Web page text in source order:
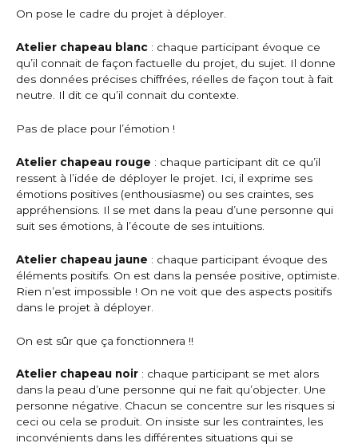
On pose le cadre du projet à déployer.
Atelier chapeau blanc : chaque participant évoque ce
qu’il connait de façon factuelle du projet, du sujet. Il donne
des données précises chiffrées, réelles de façon tout à fait
neutre. Il dit ce qu’il connait du contexte.
Pas de place pour l’émotion !
Atelier chapeau rouge : chaque participant dit ce qu’il
ressent à l’idée de déployer le projet. Ici, il exprime ses
émotions positives (enthousiasme) ou ses craintes, ses
appréhensions. Il se met dans la peau d’une personne qui
suit ses émotions, à l’écoute de ses intuitions.
Atelier chapeau jaune : chaque participant évoque des
éléments positifs. On est dans la pensée positive, optimiste.
Rien n’est impossible ! On ne voit que des aspects positifs
dans le projet à déployer.
On est sûr que ça fonctionnera !!
Atelier chapeau noir : chaque participant se met alors
dans la peau d’une personne qui ne fait qu’objecter. Une
personne négative. Chacun se concentre sur les risques si
ceci ou cela se produit. On insiste sur les contraintes, les
inconvénients dans les différentes situations qui se